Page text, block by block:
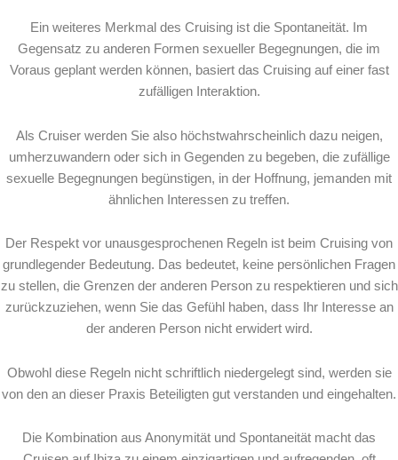
Ein weiteres Merkmal des Cruising ist die Spontaneität. Im
Gegensatz zu anderen Formen sexueller Begegnungen, die im
Voraus geplant werden können, basiert das Cruising auf einer fast
zufälligen Interaktion.
Als Cruiser werden Sie also höchstwahrscheinlich dazu neigen,
umherzuwandern oder sich in Gegenden zu begeben, die zufällige
sexuelle Begegnungen begünstigen, in der Hoffnung, jemanden mit
ähnlichen Interessen zu treffen.
Der Respekt vor unausgesprochenen Regeln ist beim Cruising von
grundlegender Bedeutung. Das bedeutet, keine persönlichen Fragen
zu stellen, die Grenzen der anderen Person zu respektieren und sich
zurückzuziehen, wenn Sie das Gefühl haben, dass Ihr Interesse an
der anderen Person nicht erwidert wird.
Obwohl diese Regeln nicht schriftlich niedergelegt sind, werden sie
von den an dieser Praxis Beteiligten gut verstanden und eingehalten.
Die Kombination aus Anonymität und Spontaneität macht das